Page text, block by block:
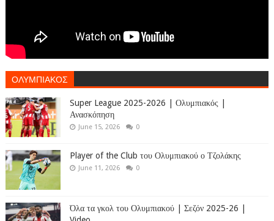
ΟΛΥΜΠΙΑΚΟΣ
Super League 2025-2026 | Ολυμπιακός |
Ανασκόπηση
June 15, 2026 0
Player of the Club του Ολυμπιακού ο Τζολάκης
June 11, 2026 0
Όλα τα γκολ του Ολυμπιακού | Σεζόν 2025-26 |